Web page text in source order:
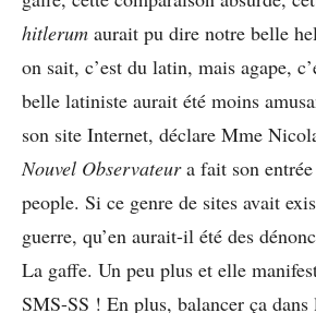
hitlerum aurait pu dire notre belle
on sait, c’est du latin, mais agape,
belle latiniste aurait été moins
son site Internet, déclare Mme
Nouvel Observateura fait son
people. Si ce genre de sites avait
guerre, qu’en aurait-il été des
La gaffe. Un peu plus et elle
SMS-SS ! En plus, balancer ça dans